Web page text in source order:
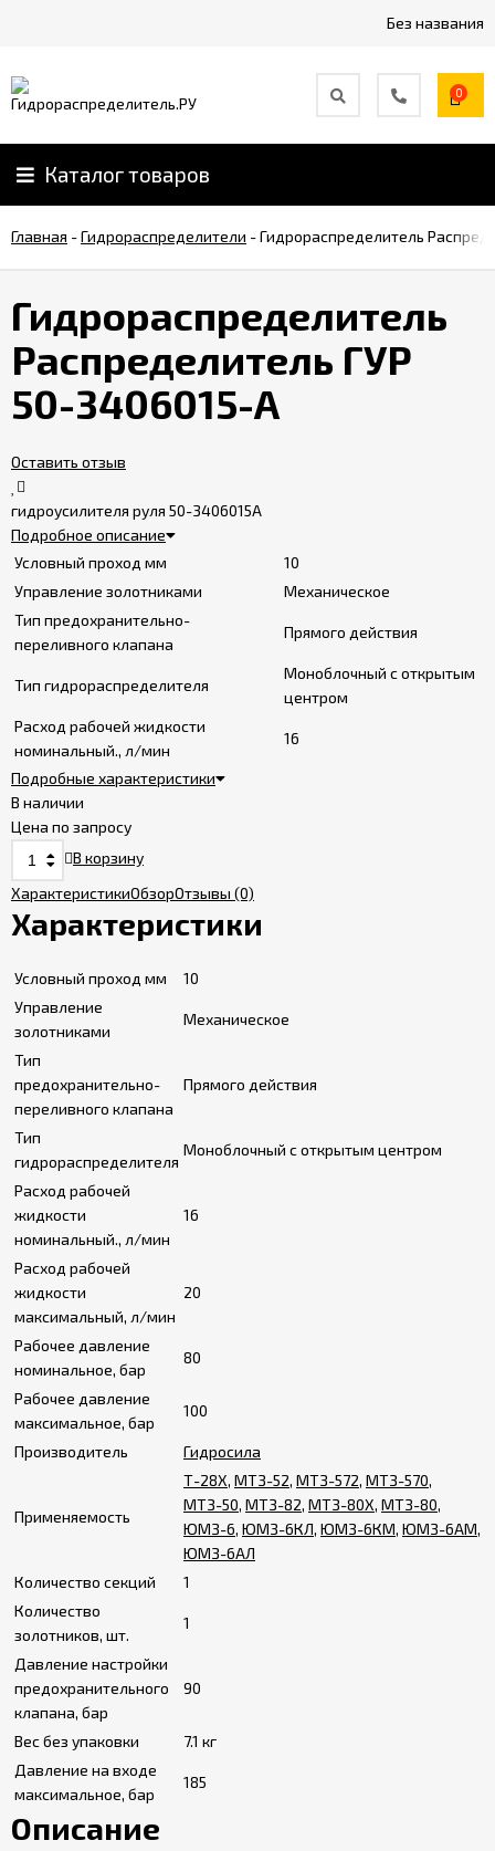
Без названия
0
Каталог товаров
Главная -Гидрораспределители -Гидрораспределитель
Гидрораспределитель
Распределитель ГУР
50-3406015-А
Оставить отзыв
гидроусилителя руля 50-3406015А
Подробное описание
Условный проход мм
10
Управление золотниками
Механическое
Тип предохранительно-
переливного клапана
Прямого действия
Тип гидрораспределителя
Моноблочный с открытым
центром
Расход рабочей жидкости
номинальный., л/мин
16
Подробные характеристики
В наличии
Цена по запросу
В корзину
ХарактеристикиОбзорОтзывы (0)
Характеристики
Условный проход мм
10
Управление
золотниками
Механическое
Тип
предохранительно-
переливного клапана
Прямого действия
Тип
гидрораспределителя
Моноблочный с открытым центром
Расход рабочей
жидкости
номинальный., л/мин
16
Расход рабочей
жидкости
максимальный, л/мин
20
Рабочее давление
номинальное, бар
80
Рабочее давление
максимальное, бар
100
Производитель Гидросила
Применяемость
Т-28Х, МТЗ-52, МТЗ-572, МТЗ-570,
МТЗ-50, МТЗ-82, МТЗ-80Х, МТЗ-80,
ЮМЗ-6, ЮМЗ-6КЛ, ЮМЗ-6КМ, ЮМЗ-6АМ,
ЮМЗ-6АЛ
Количество секций
1
Количество
золотников, шт.
1
Давление настройки
предохранительного
клапана, бар
90
Вес без упаковки
7.1 кг
Давление на входе
максимальное, бар
185
Описание